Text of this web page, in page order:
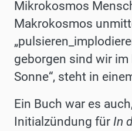
Mikrokosmos
Makrokosmos
„
geborgen sind wir
Sonne“, steht in
Ein Buch war es
Initialzündung für In